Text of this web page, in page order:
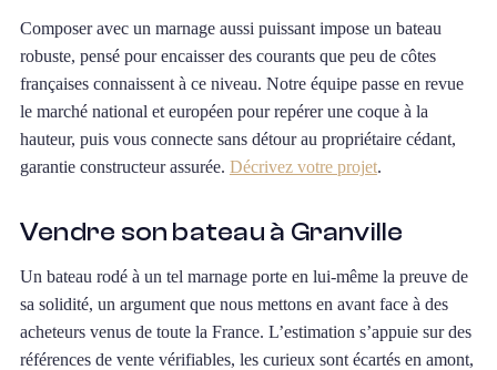
Composer avec un marnage aussi puissant impose un bateau
robuste, pensé pour encaisser des courants que peu de côtes
françaises connaissent à ce niveau. Notre équipe passe en revue
le marché national et européen pour repérer une coque à la
hauteur, puis vous connecte sans détour au propriétaire cédant,
garantie constructeur assurée. Décrivez votre projet.
Vendre son bateau à Granville
Un bateau rodé à un tel marnage porte en lui-même la preuve de
sa solidité, un argument que nous mettons en avant face à des
acheteurs venus de toute la France. L’estimation s’appuie sur des
références de vente vérifiables, les curieux sont écartés en amont,